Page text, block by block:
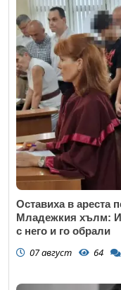
Оставиха в ареста
Младежкия хълм:
с него и го обрали
07 август 64